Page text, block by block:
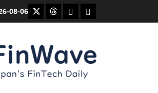
08-06 X ThreadsBlueskyMastodon